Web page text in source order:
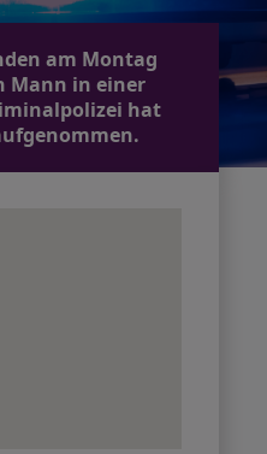
am Montag
Mann in einer
hat